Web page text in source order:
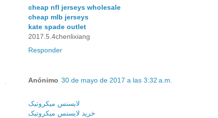
cheap nfl jerseys wholesale
cheap mlb jerseys
kate spade outlet
2017.5.4chenlixiang
Responder
Anónimo 30 de mayo de 2017 a las 3:32 a.m.
لایسنس میکروتیک
خرید لایسنس میکروتیک